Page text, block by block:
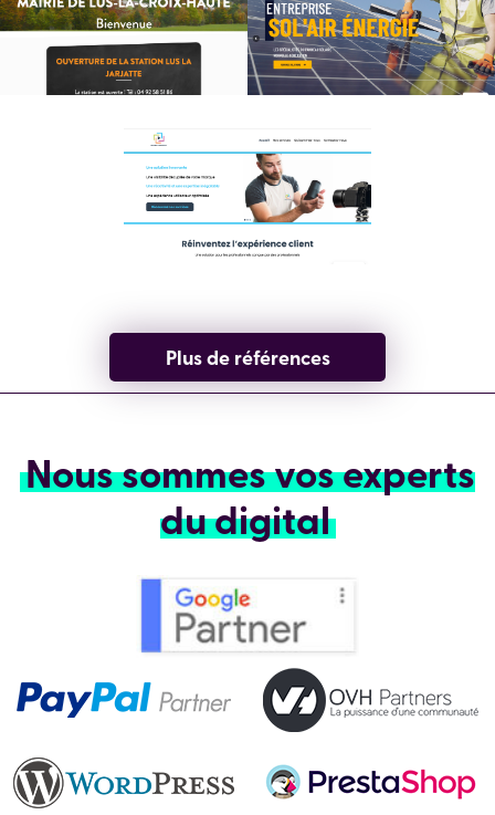
Plus de références
Nous sommes vos experts
du digital